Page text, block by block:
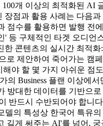
개 이상의 최적화된
점과 활용 사례는 다음
점수를 활용하면 발행
' 등 구체적인 타겟 오디
콘텐츠의 실시간 최적
로 제안하여 죽어가는
야 할 몇 가지 아쉬운
Business 플랜 이상에
방대한 데이터를 기반으
반드시 수반되어야 합니
의 특성상 한국어 특유
길게 써주는 AI'를 넘어,